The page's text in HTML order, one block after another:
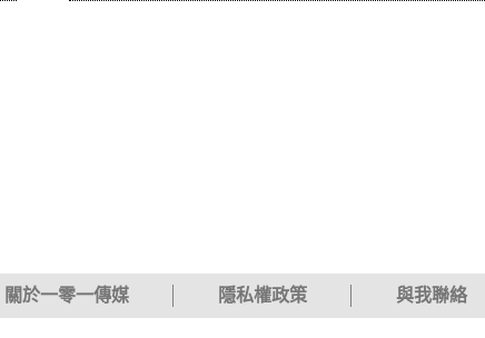
關於一零一傳媒 隱私權政策 與我聯絡